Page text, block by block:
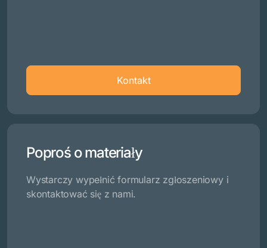
Kontakt
Poproś o materiały
Wystarczy wypełnić formularz zgłoszeniowy i
skontaktować się z nami.